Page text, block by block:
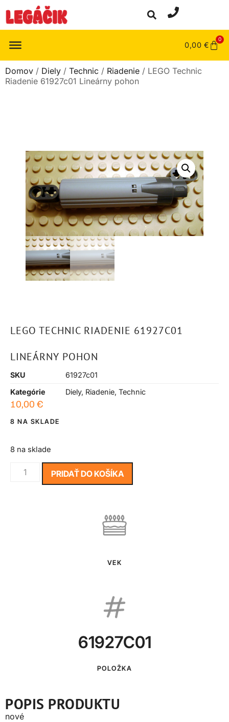
0,00 €
0
Domov / Diely / Technic / Riadenie / LEGO Technic
Riadenie 61927c01 Lineárny pohon
LEGO TECHNIC RIADENIE 61927C01
LINEÁRNY POHON
SKU
61927c01
Kategórie
Diely, Riadenie, Technic
10,00 €
8 NA SKLADE
8 na sklade
PRIDAŤ DO KOŠÍKA
VEK
61927C01
POLOŽKA
POPIS PRODUKTU
nové